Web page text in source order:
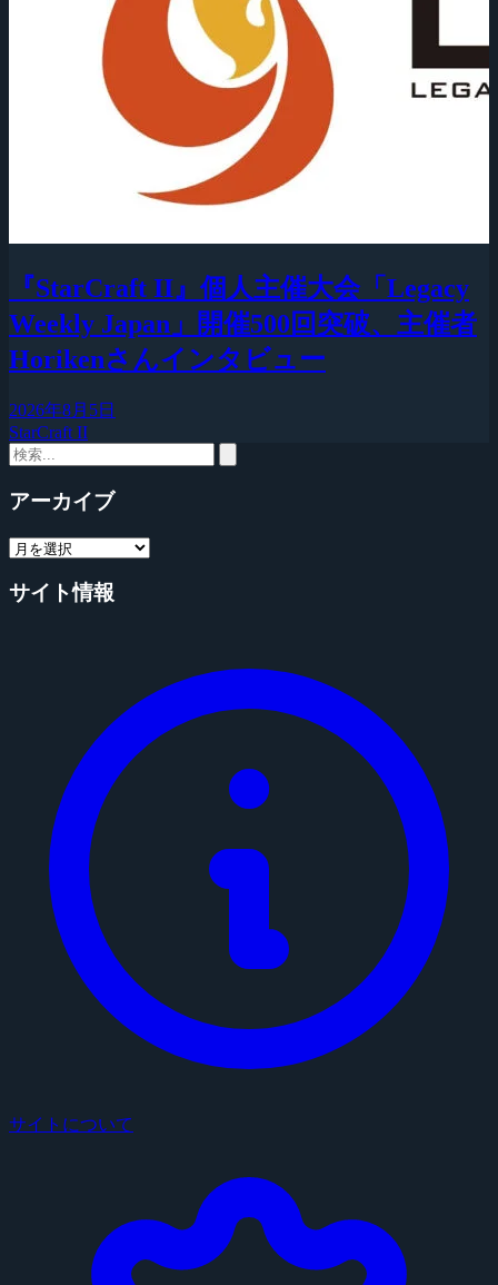
『StarCraft II』個人主催大会「Legacy
Weekly Japan」開催500回突破、主催者
Horikenさんインタビュー
2026年8月5日
StarCraft II
アーカイブ
サイト情報
サイトについて